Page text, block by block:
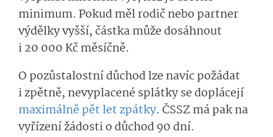
minimum. Pokud měl rodič nebo partner
výdělky vyšší, částka může dosáhnout
i 20 000 Kč měsíčně.
O pozůstalostní důchod lze navíc požádat
i zpětně, nevyplacené splátky se doplácejí
maximálně pět let zpátky. ČSSZ má pak na
vyřízení žádosti o důchod 90 dní.